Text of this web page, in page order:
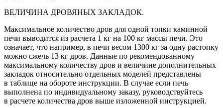
ВЕЛИЧИНА ДРОВЯНЫХ ЗАКЛАДОК.
Максимальное количество дров для одной топки каминной
печи выводится из расчета 1 кг на 100 кг массы печи. Это
означает, что например, в печи весом 1300 кг за одну растопку
можно сжечь 13 кг дров. Данные по рекомендованному
максимальному количеству дров и величине дополнительных
закладок относительно отдельных моделей представлены
в таблице на обороте инструкции. В случае если печь
выполнена по индивидуальному заказу, руководствуйтесь
в расчете количества дров выше изложенной инструкцией.